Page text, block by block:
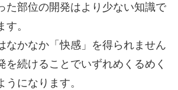
た部位の開発はより少ない知識で
。
なかなか「快感」を得られません
を続けることでいずれめくるめく
になります。